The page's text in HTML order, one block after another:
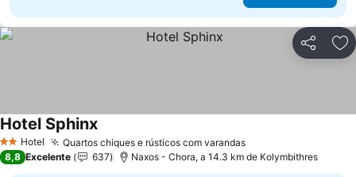
Partilhar
2 Estrelas
Hotel Quartos chiques e rústicos com varandas
Hotel Sphinx
8,8 Excelente 637 Naxos - Chora, a 14.3 km de Kolymbithres